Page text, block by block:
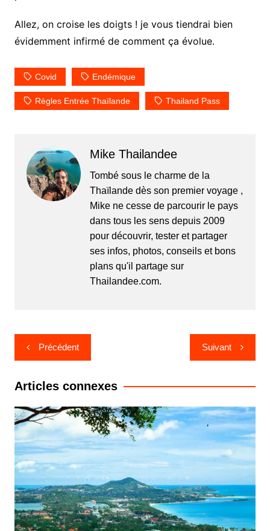
Allez, on croise les doigts ! je vous tiendrai bien
évidemment infirmé de comment ça évolue.
Covid Endémique
Règles Entrée Thaïlande Thailand Pass
Mike Thailandee
Tombé sous le charme de la
Thaïlande dès son premier voyage ,
Mike ne cesse de parcourir le pays
dans tous les sens depuis 2009
pour découvrir, tester et partager
ses infos, photos, conseils et bons
plans qu'il partage sur
Thailandee.com.
Navigation
de
l’article
Précédent Suivant
Articles connexes